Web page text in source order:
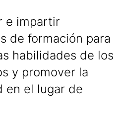
e impartir
de formación para
habilidades de los
y promover la
en el lugar de